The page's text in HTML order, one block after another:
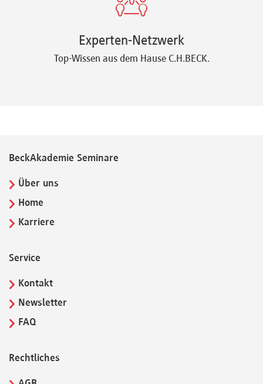
Experten-Netzwerk
Top-Wissen aus dem Hause C.H.BECK.
BeckAkademie Seminare
Über uns
Home
Karriere
Service
Kontakt
Newsletter
FAQ
Rechtliches